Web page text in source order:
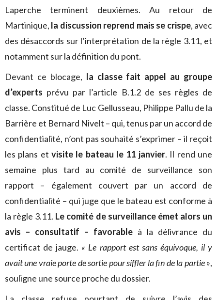
Laperche terminent deuxièmes. Au retour de
Martinique, la discussion reprend mais se crispe, avec
des désaccords sur l’interprétation de la règle 3.11, et
notamment sur la définition du pont.
Devant ce blocage, la classe fait appel au groupe
d’experts prévu par l’article B.1.2 de ses règles de
classe. Constitué de Luc Gellusseau, Philippe Pallu de la
Barrière et Bernard Nivelt – qui, tenus par un accord de
confidentialité, n’ont pas souhaité s’exprimer – il reçoit
les plans etvisite le bateau le 11 janvier. Il rend une
semaine plus tard au comité de surveillance son
rapport – également couvert par un accord de
confidentialité – qui juge que le bateau est conforme à
la règle 3.11. Le comité de surveillance émet alors un
avis – consultatif – favorable à la délivrance du
certificat de jauge. « Le rapport est sans équivoque, il y
avait une vraie porte de sortie pour siffler la fin de la partie »,
souligne une source proche du dossier.